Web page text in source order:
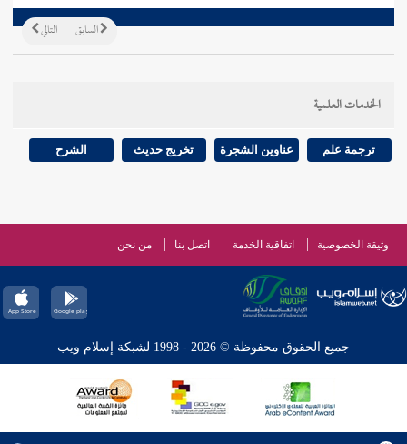
التالي السابق
الخدمات العلمية
ترجمة علم عناوين الشجرة تخريج حديث الشرح
وثيقة الخصوصية اتفاقية الخدمة اتصل بنا من نحن
جميع الحقوق محفوظة © 2026 - 1998 لشبكة إسلام ويب